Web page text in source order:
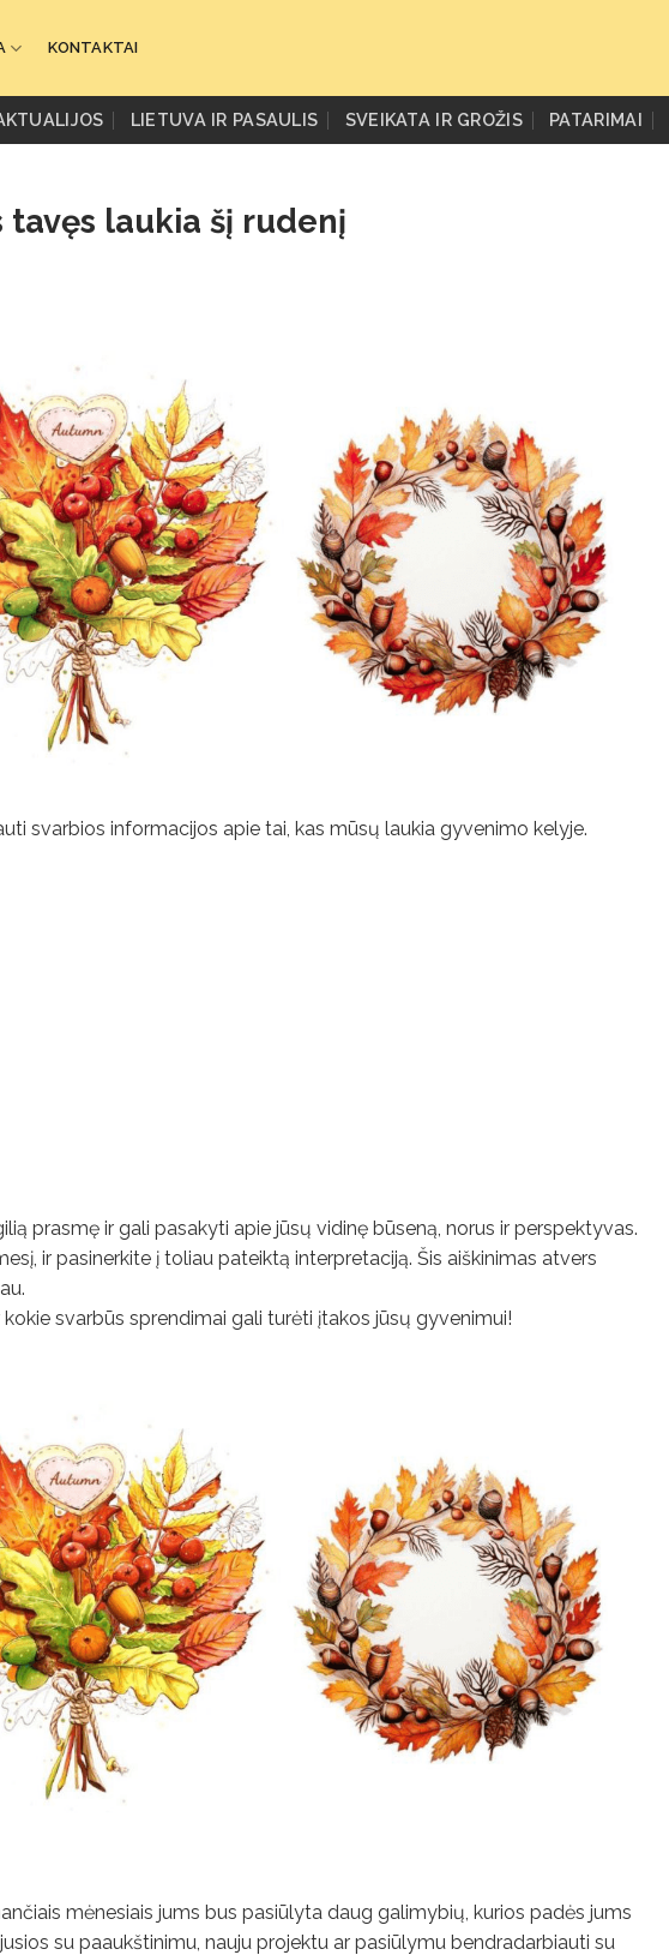
KONTAKTAI
LIETUVA IR PASAULIS SVEIKATA IR GROŽIS PATARIMAI
tavęs laukia šį rudenį
svarbios informacijos apie tai, kas mūsų laukia gyvenimo kelyje.
prasmę ir gali pasakyti apie jūsų vidinę būseną, norus ir perspektyvas.
ir pasinerkite į toliau pateiktą interpretaciją. Šis aiškinimas atvers
svarbūs sprendimai gali turėti įtakos jūsų gyvenimui!
mėnesiais jums bus pasiūlyta daug galimybių, kurios padės jums
su paaukštinimu, nauju projektu ar pasiūlymu bendradarbiauti su